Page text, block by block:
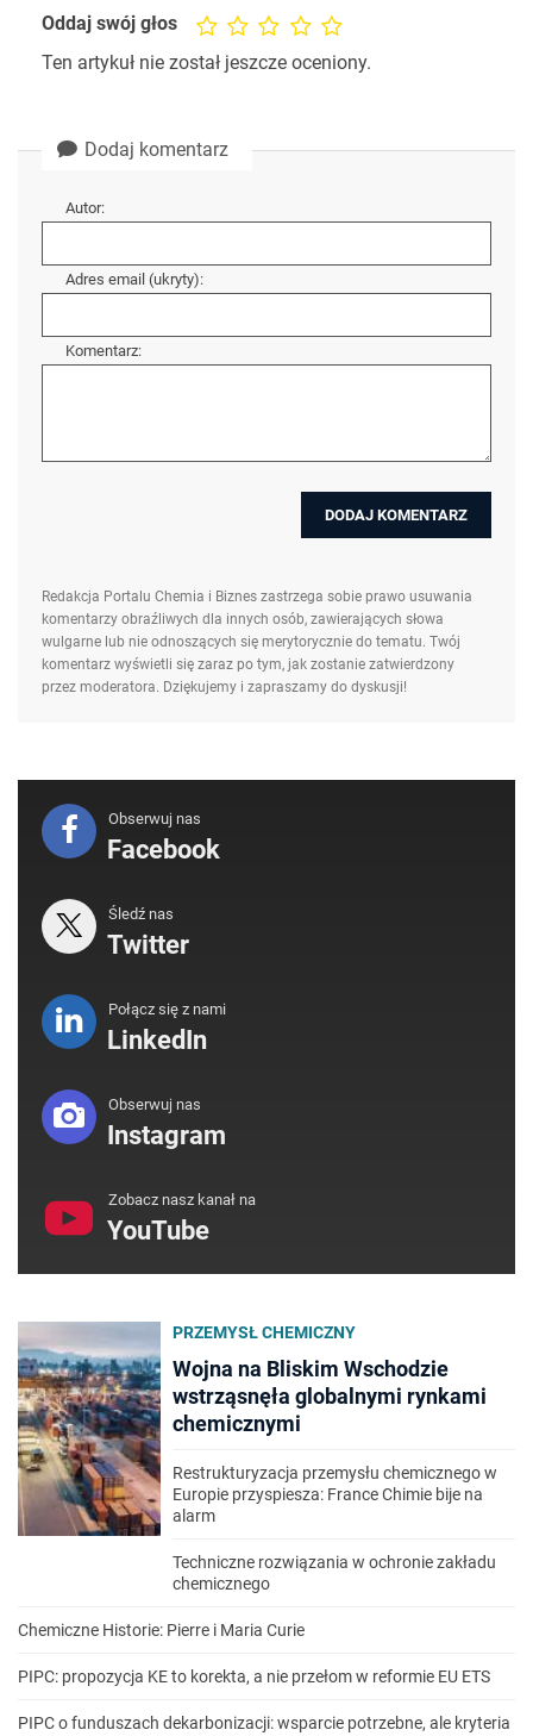
Oddaj swój głos
Ten artykuł nie został jeszcze oceniony.
Dodaj komentarz
Autor:
Adres email (ukryty):
Komentarz:
Redakcja Portalu Chemia i Biznes zastrzega sobie prawo usuwania
komentarzy obraźliwych dla innych osób, zawierających słowa
wulgarne lub nie odnoszących się merytorycznie do tematu. Twój
komentarz wyświetli się zaraz po tym, jak zostanie zatwierdzony
przez moderatora. Dziękujemy i zapraszamy do dyskusji!
Obserwuj nas
Facebook
Śledź nas
Twitter
Połącz się z nami
LinkedIn
Obserwuj nas
Instagram
Zobacz nasz kanał na
YouTube
PRZEMYSŁ CHEMICZNY
Wojna na Bliskim Wschodzie
wstrząsnęła globalnymi rynkami
chemicznymi
Restrukturyzacja przemysłu chemicznego w
Europie przyspiesza: France Chimie bije na
alarm
Techniczne rozwiązania w ochronie zakładu
chemicznego
Chemiczne Historie: Pierre i Maria Curie
PIPC: propozycja KE to korekta, a nie przełom w reformie EU ETS
PIPC o funduszach dekarbonizacji: wsparcie potrzebne, ale kryteria